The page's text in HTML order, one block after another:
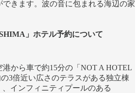
できます。波の音に包まれる海辺の家
」ホテル予約について
から車で約15分の「NOT A HOTEL
3倍近い広さのテラスがある独立棟
インフィニティプールのある